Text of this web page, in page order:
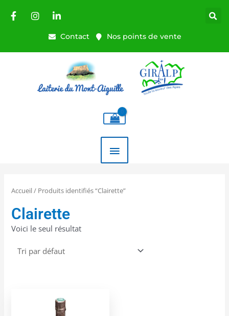
Contact Nos points de vente
PRINCIPAL
Accueil/ Produits identifiés “Clairette”
Clairette
Voici le seul résultat